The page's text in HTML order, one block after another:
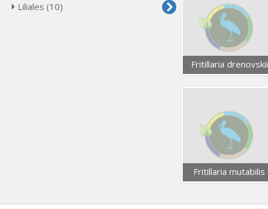
Liliales (10)
Fritillaria drenovskii
Fritillaria mutabilis